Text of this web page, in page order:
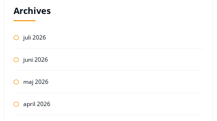
Archives
juli 2026
juni 2026
maj 2026
april 2026